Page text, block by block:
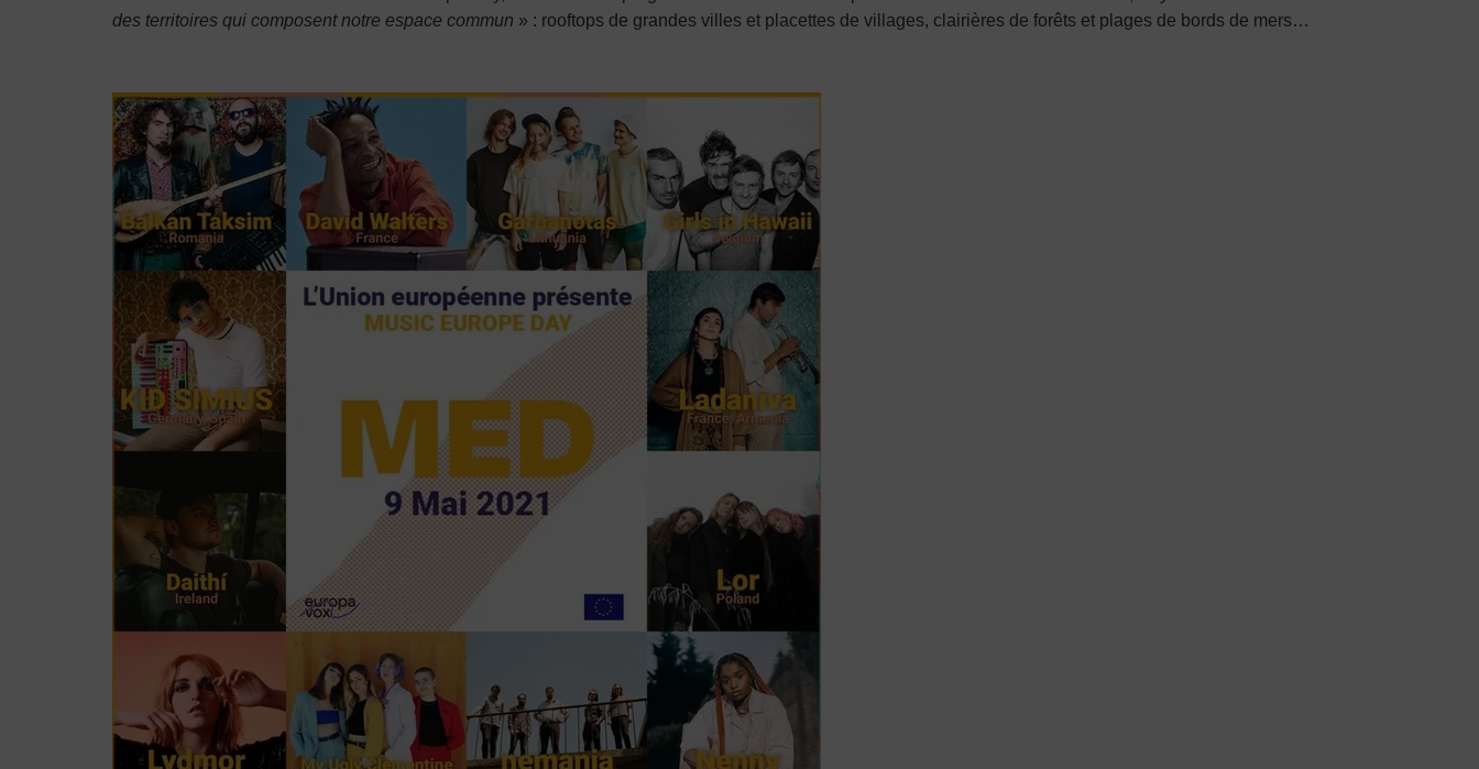
des territoires qui composent notre espace commun » : rooftops de grandes villes et placettes de villages, clairières de forêts et plages de bords de mers…